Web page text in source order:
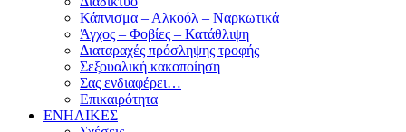
Κάπνισμα – Αλκοόλ – Ναρκωτικά
Άγχος – Φοβίες – Κατάθλιψη
Διαταραχές πρόσληψης τροφής
Σεξουαλική κακοποίηση
Σας ενδιαφέρει…
Επικαιρότητα
ΕΝΗΛΙΚΕΣ